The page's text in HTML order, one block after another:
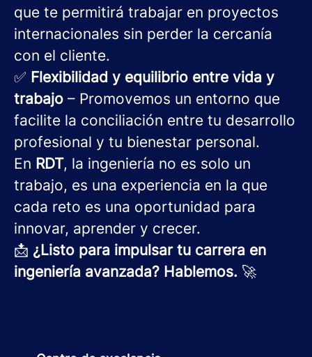
que te permitirá trabajar en proyectos
internacionales sin perder la cercanía
con el cliente.
✅ Flexibilidad y equilibrio entre vida y
trabajo – Promovemos un entorno que
facilite la conciliación entre tu desarrollo
profesional y tu bienestar personal.
En RDT, la ingeniería no es solo un
trabajo, es una experiencia en la que
cada reto es una oportunidad para
innovar, aprender y crecer.
📩 ¿Listo para impulsar tu carrera en
ingeniería avanzada? Hablemos. 🚀